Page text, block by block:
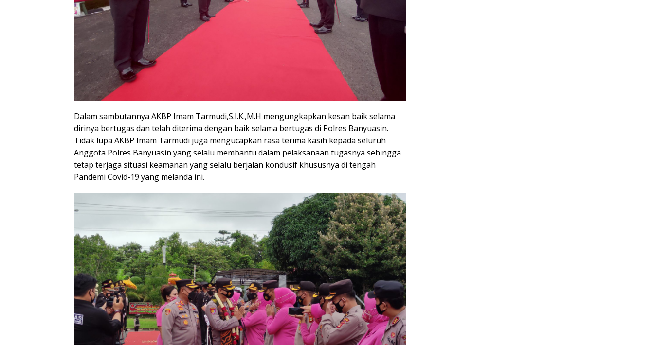
Dalam sambutannya AKBP Imam Tarmudi,S.I.K.,M.H mengungkapkan kesan baik selama
dirinya bertugas dan telah diterima dengan baik selama bertugas di Polres Banyuasin.
Tidak lupa AKBP Imam Tarmudi juga mengucapkan rasa terima kasih kepada seluruh
Anggota Polres Banyuasin yang selalu membantu dalam pelaksanaan tugasnya sehingga
tetap terjaga situasi keamanan yang selalu berjalan kondusif khususnya di tengah
Pandemi Covid-19 yang melanda ini.